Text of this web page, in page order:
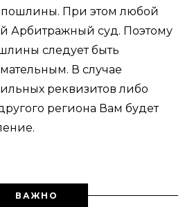
пошлины. При этом любой
Арбитражный суд. Поэтому
следует быть
В случае
реквизитов либо
региона Вам будет
ВАЖНО